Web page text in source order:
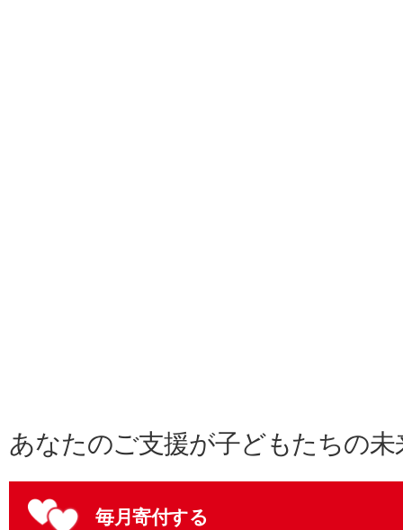
あなたのご支援が子どもたちの
毎月寄付する